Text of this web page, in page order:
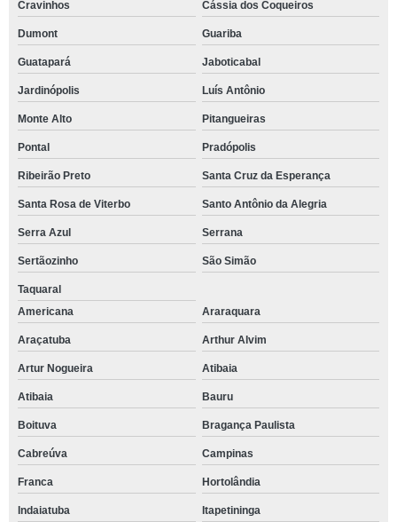
Cravinhos Cássia dos Coqueiros
Dumont Guariba
Guatapará Jaboticabal
Jardinópolis Luís Antônio
Monte Alto Pitangueiras
Pontal Pradópolis
Ribeirão Preto Santa Cruz da Esperança
Santa Rosa de Viterbo Santo Antônio da Alegria
Serra Azul Serrana
Sertãozinho São Simão
Taquaral
Americana
Araraquara
Araçatuba Arthur Alvim
Artur Nogueira Atibaia
Atibaia Bauru
Boituva Bragança Paulista
Cabreúva Campinas
Franca Hortolândia
Indaiatuba Itapetininga